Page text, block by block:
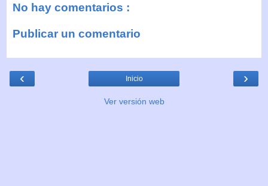
No hay comentarios :
Publicar un comentario
‹ ›
Inicio
Ver versión web